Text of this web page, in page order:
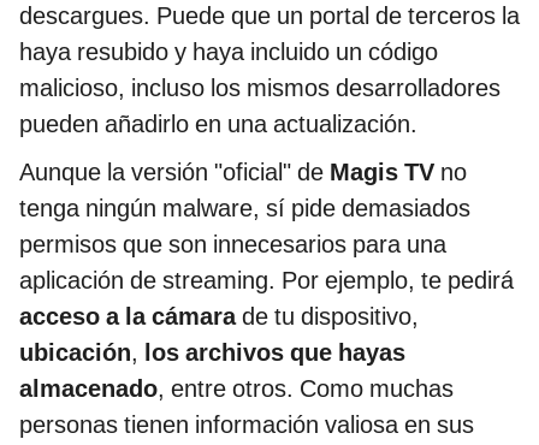
descargues. Puede que un portal de terceros la
haya resubido y haya incluido un código
malicioso, incluso los mismos desarrolladores
pueden añadirlo en una actualización.
Aunque la versión "oficial" de Magis TV no
tenga ningún malware, sí pide demasiados
permisos que son innecesarios para una
aplicación de streaming. Por ejemplo, te pedirá
acceso a la cámarade tu dispositivo,
ubicación, los archivos que hayas
almacenado, entre otros. Como muchas
personas tienen información valiosa en sus